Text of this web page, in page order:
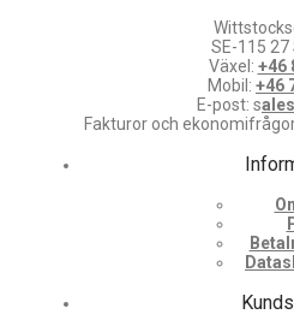
SE-115
Växel: +46
Mobil: +46
E-post: s
Fakturor och